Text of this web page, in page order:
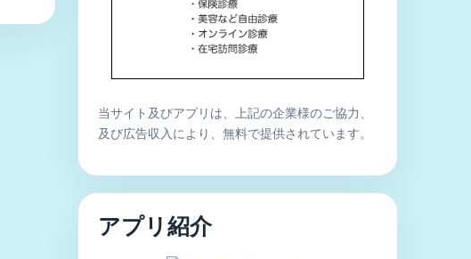
当サイト及びアプリは、上記の企業様のご協力、
及び広告収入により、無料で提供されています。
アプリ紹介